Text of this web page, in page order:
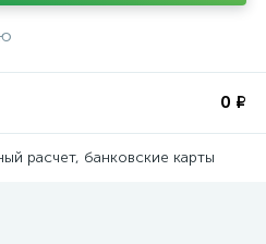
0 ₽
расчет, банковские карты